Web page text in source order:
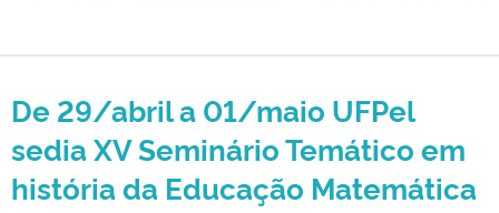
De 29/abril a 01/maio UFPel
sedia XV Seminário Temático em
história da Educação Matemática